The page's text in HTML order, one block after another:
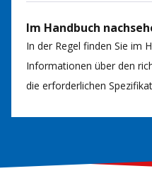
Im Handbuch
In der Regel finden Sie im
Informationen über den
die erforderlichen